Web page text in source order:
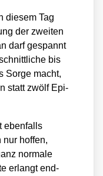
die­sem Tag
der zwei­ten
darf gespannt
bis
Sor­ge macht,
statt zwölf Epi­
eben­falls
nur hof­fen,
nor­ma­le
erlangt end­